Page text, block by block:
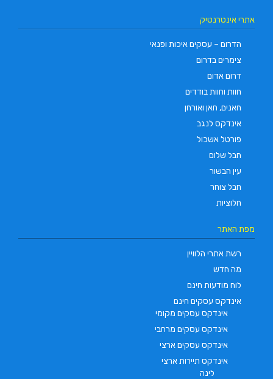
אתרי אינטרנטיק
הדרום – עסקים איכות ופנאי
צימרים בדרום
דרום אדום
חוות וחוות בודדים
חאנים, חאן ואורחן
אינדקס לנגב
פורטל אשכול
חבל שלום
עין הבשור
חבל צוחר
חלוציות
מפת האתר
רשת אתרי הלוויין
מה חדש
לוח מודעות חינם
אינדקס עסקים חינם
אינדקס עסקים מקומי
אינדקס עסקים מרחבי
אינדקס עסקים ארצי
אינדקס תיירות ארצי
לינה